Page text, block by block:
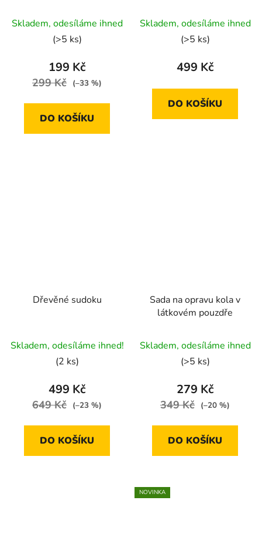
Skladem, odesíláme ihned
(>5 ks)
199 Kč
299 Kč (–33 %)
DO KOŠÍKU
Skladem, odesíláme ihned
(>5 ks)
499 Kč
DO KOŠÍKU
Dřevěné sudoku
hodnocení
produktu
je
5,0
hvězdiček.
Skladem, odesíláme ihned!
(2 ks)
499 Kč
649 Kč (–23 %)
DO KOŠÍKU
Sada na opravu kola v
látkovém pouzdře
hodnocení
produktu
je
5,0
hvězdiček.
Skladem, odesíláme ihned
(>5 ks)
279 Kč
349 Kč (–20 %)
DO KOŠÍKU
NOVINKA